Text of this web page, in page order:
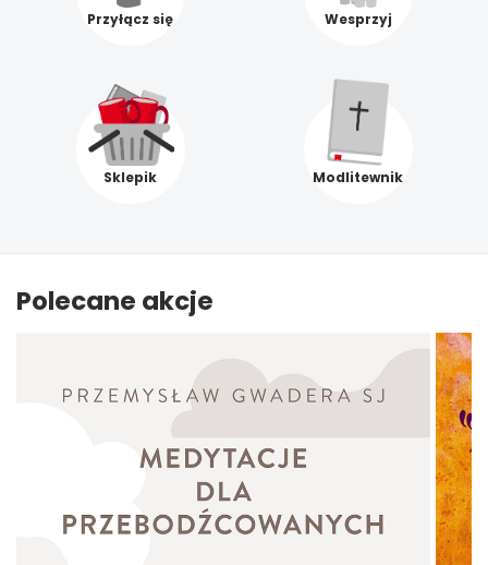
Przyłącz się Wesprzyj
Sklepik Modlitewnik
Polecane akcje